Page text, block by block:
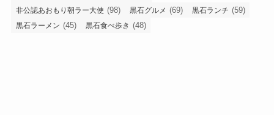
非公認あおもり朝ラー大使 (98) 黒石グルメ (69) 黒石ランチ (59)
黒石ラーメン (45) 黒石食べ歩き (48)